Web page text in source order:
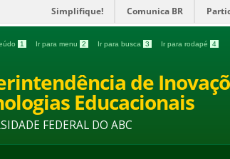
Simplifique! Comunica BR
1 Ir para menu 2 Ir para busca 3 Ir para rodapé 4
de
Educacionais
FEDERAL DO ABC